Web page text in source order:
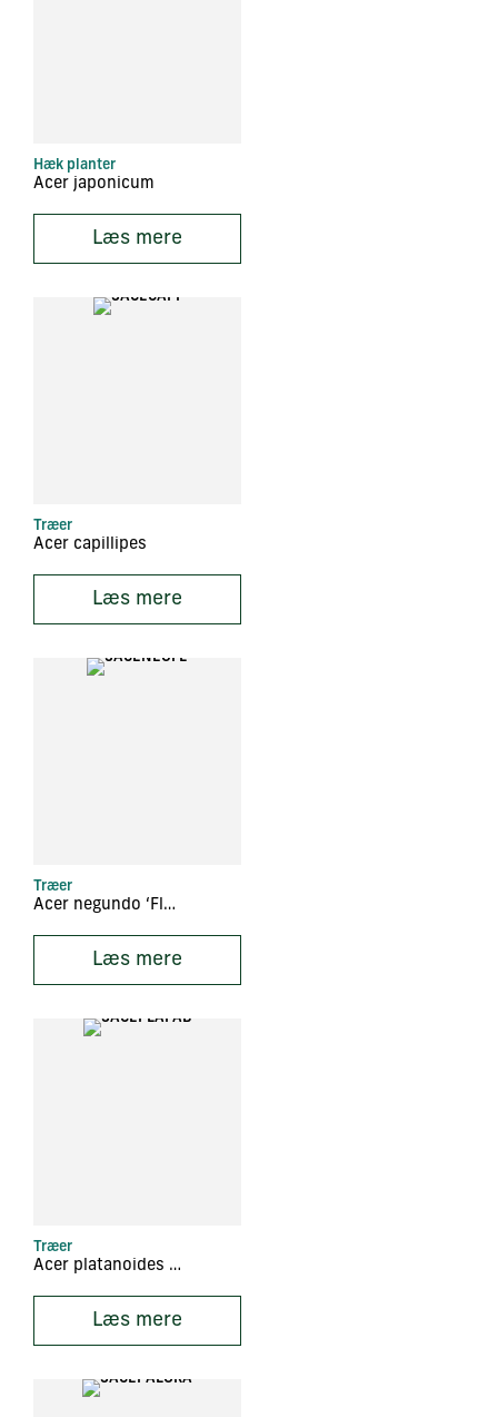
Hæk planter
Acer japonicum
Læs mere
Træer
Acer capillipes
Læs mere
Træer
Acer negundo ‘Flamingo’
Læs mere
Træer
Acer platanoides ‘Faassen’s Black’
Læs mere